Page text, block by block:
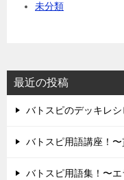
未分類
最近の投稿
バトスピのデッキレ
バトスピ用語講座！
バトスピ用語集！〜